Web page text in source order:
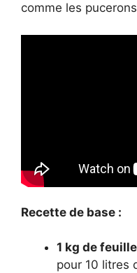
comme les
Recette de base :
1 kg de
pour 10 litres